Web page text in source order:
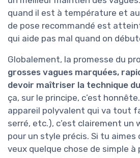
quand il est à température et
de pose recommandé est
qui aide pas mal quand on
Globalement, la promesse du
grosses vagues marquées,
devoir maîtriser la technique
ça, sur le principe, c’est
appareil polyvalent qui va tout
serré, etc.), c’est clairement un
pour un style précis. Si tu
veux quelque chose de simple à